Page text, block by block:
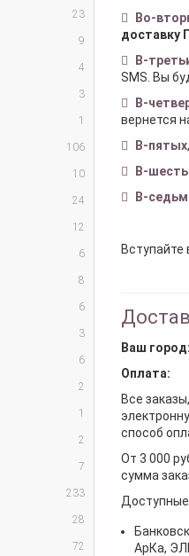
23
9
4
3
1
106
10
24
12
6
8
6
3
6
2
1
2
7
233
28
72
Во-
доставку
В-
SMS. Вы
В-
вернется
В-пятых
В-
В-
Вступайте
Ваш город:
Оплата:
Все
способ
От 3 000
сумма
АрКа,